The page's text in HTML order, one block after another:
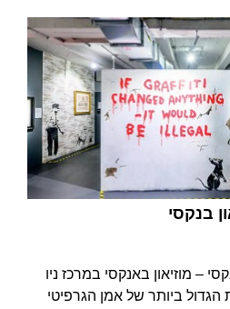
בנקסי
– מוזיאון באנקסי במרכז ניו
הגדול ביותר של אמן הגרפיטי